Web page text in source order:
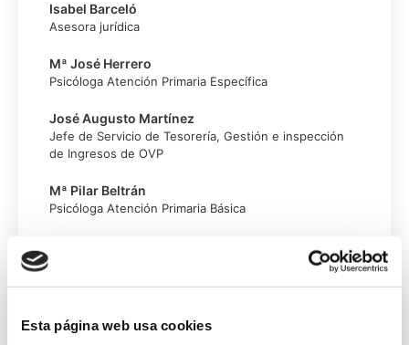
Esta página web usa cookies
Isabel Barceló
Asesora jurídica
Mª José Herrero
Psicóloga Atención Primaria Específica
José Augusto Martínez
Jefe de Servicio de Tesorería, Gestión e inspección
de Ingresos de OVP
Mª Pilar Beltrán
Psicóloga Atención Primaria Básica
Administrativa